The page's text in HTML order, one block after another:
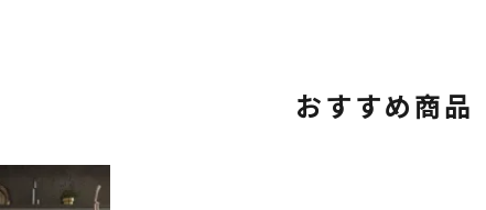
おすすめ商品